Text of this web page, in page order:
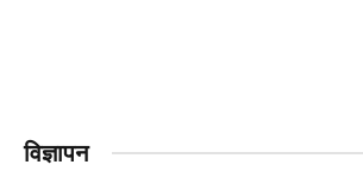
विज्ञापन